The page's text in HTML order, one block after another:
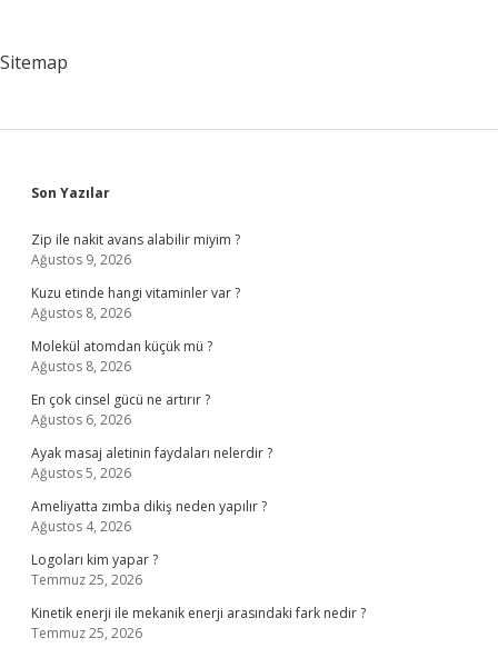
Sitemap
Sidebar
Son Yazılar
Zip ile nakit avans alabilir miyim ?
Ağustos 9, 2026
Kuzu etinde hangi vitaminler var ?
Ağustos 8, 2026
Molekül atomdan küçük mü ?
Ağustos 8, 2026
En çok cinsel gücü ne artırır ?
Ağustos 6, 2026
Ayak masaj aletinin faydaları nelerdir ?
Ağustos 5, 2026
Ameliyatta zımba dikiş neden yapılır ?
Ağustos 4, 2026
Logoları kim yapar ?
Temmuz 25, 2026
Kinetik enerji ile mekanik enerji arasındaki fark nedir ?
Temmuz 25, 2026